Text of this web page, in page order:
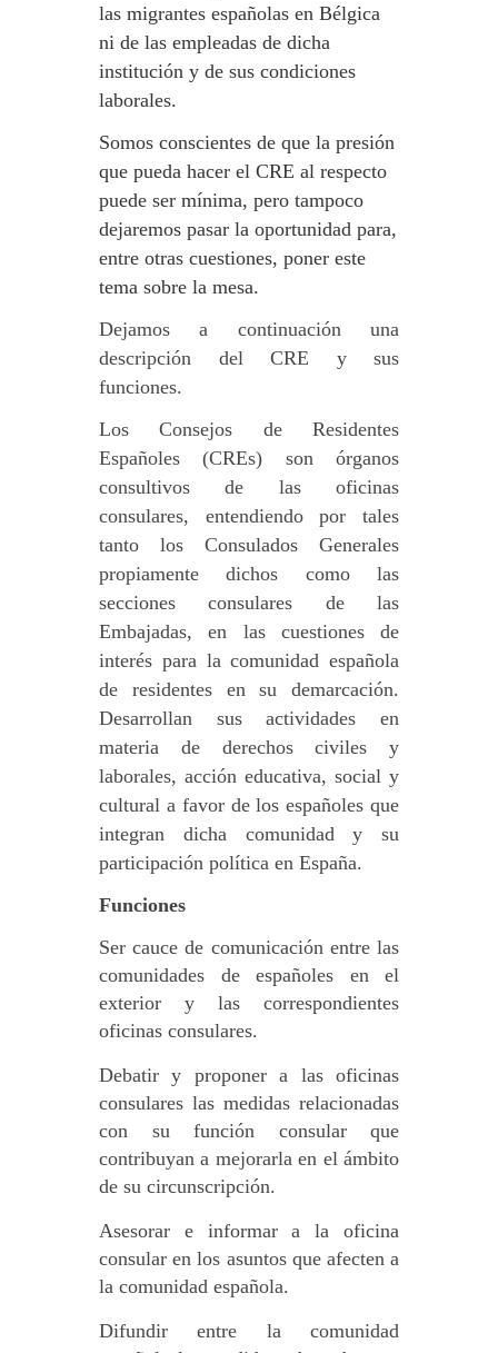
las migrantes españolas en Bélgica
ni de las empleadas de dicha
institución y de sus condiciones
laborales.
Somos conscientes de que la presión
que pueda hacer el CRE al respecto
puede ser mínima, pero tampoco
dejaremos pasar la oportunidad para,
entre otras cuestiones, poner este
tema sobre la mesa.
Dejamos a continuación una
descripción del CRE y sus
funciones.
Los Consejos de Residentes
Españoles (CREs) son órganos
consultivos de las oficinas
consulares, entendiendo por tales
tanto los Consulados Generales
propiamente dichos como las
secciones consulares de las
Embajadas, en las cuestiones de
interés para la comunidad española
de residentes en su demarcación.
Desarrollan sus actividades en
materia de derechos civiles y
laborales, acción educativa, social y
cultural a favor de los españoles que
integran dicha comunidad y su
participación política en España.
Funciones
Ser cauce de comunicación entre las
comunidades de españoles en el
exterior y las correspondientes
oficinas consulares.
Debatir y proponer a las oficinas
consulares las medidas relacionadas
con su función consular que
contribuyan a mejorarla en el ámbito
de su circunscripción.
Asesorar e informar a la oficina
consular en los asuntos que afecten a
la comunidad española.
Difundir entre la comunidad